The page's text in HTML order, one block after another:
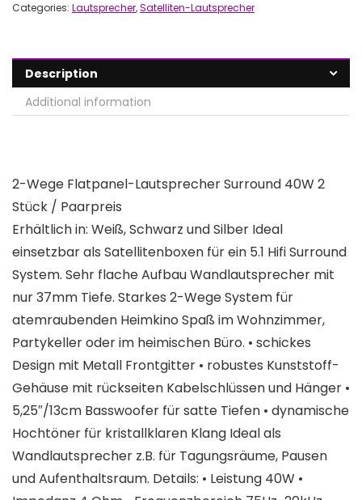
Categories: Lautsprecher,Satelliten-Lautsprecher
Description
Additional information
2-Wege Flatpanel-Lautsprecher Surround 40W 2
Stück / Paarpreis
Erhältlich in: Weiß, Schwarz und Silber Ideal
einsetzbar als Satellitenboxen für ein 5.1 Hifi Surround
System. Sehr flache Aufbau Wandlautsprecher mit
nur 37mm Tiefe. Starkes 2-Wege System für
atemraubenden Heimkino Spaß im Wohnzimmer,
Partykeller oder im heimischen Büro. • schickes
Design mit Metall Frontgitter • robustes Kunststoff-
Gehäuse mit rückseiten Kabelschlüssen und Hänger •
5,25″/13cm Basswoofer für satte Tiefen • dynamische
Hochtöner für kristallklaren Klang Ideal als
Wandlautsprecher z.B. für Tagungsräume, Pausen
und Aufenthaltsraum. Details: • Leistung 40W •